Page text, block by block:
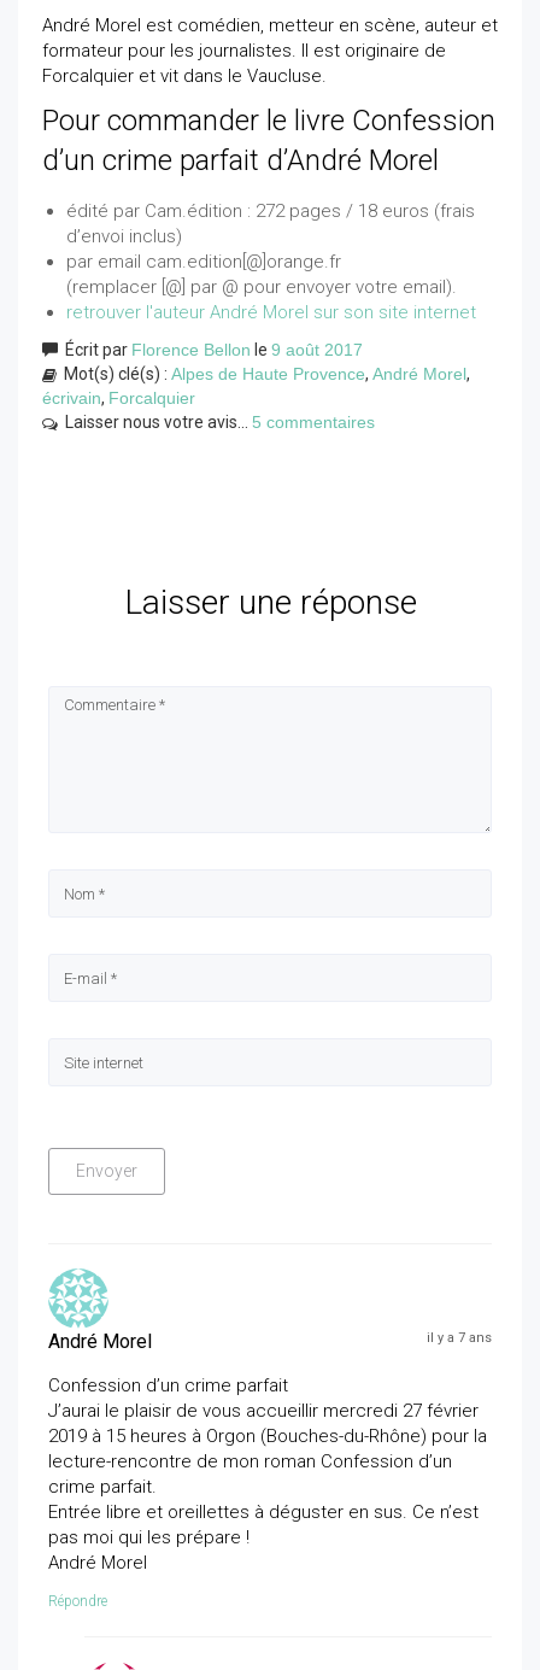
André Morel est comédien, metteur en scène, auteur et
formateur pour les journalistes. Il est originaire de
Forcalquier et vit dans le Vaucluse.
Pour commander le livre Confession
d’un crime parfait d’André Morel
édité par Cam.édition : 272 pages / 18 euros (frais
d’envoi inclus)
par email cam.edition[@]orange.fr
(remplacer [@] par @ pour envoyer votre email).
retrouver l'auteur André Morel sur son site internet
Écrit par Florence Bellon le 9 août 2017
Mot(s) clé(s) : Alpes de Haute Provence, André Morel,
écrivain, Forcalquier
Laisser nous votre avis... 5 commentaires
Laisser une réponse
André Morel il y a 7 ans
Confession d’un crime parfait
J’aurai le plaisir de vous accueillir mercredi 27 février
2019 à 15 heures à Orgon (Bouches-du-Rhône) pour la
lecture-rencontre de mon roman Confession d’un
crime parfait.
Entrée libre et oreillettes à déguster en sus. Ce n’est
pas moi qui les prépare !
André Morel
Répondre